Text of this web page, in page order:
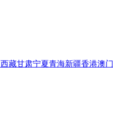
西藏甘肃宁夏青海新疆香港澳门